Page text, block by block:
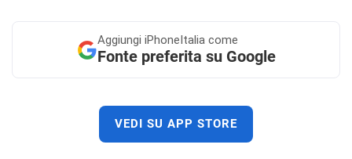
Aggiungi iPhoneItalia come
Fonte preferita su Google
VEDI SU APP STORE